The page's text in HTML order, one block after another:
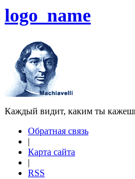
logo_name
Каждый видит, каким ты
Обратная связь
|
Карта сайта
|
RSS